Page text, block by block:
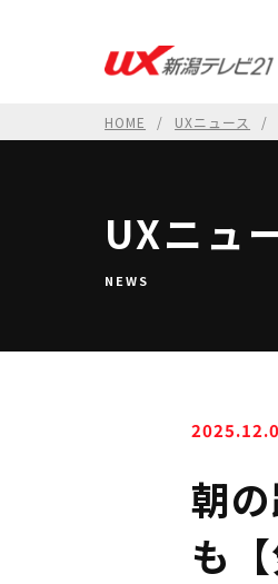
HOME UXニュース
UXニュ
NEWS
朝
も